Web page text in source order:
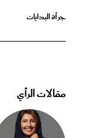
جرأة البدايات
مقالات الرأي